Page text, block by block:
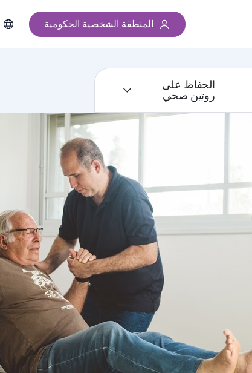
المنطقة الشخصية الحكومية
الحفاظ على
روتين صحي